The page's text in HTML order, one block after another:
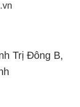
Trị Đông B,